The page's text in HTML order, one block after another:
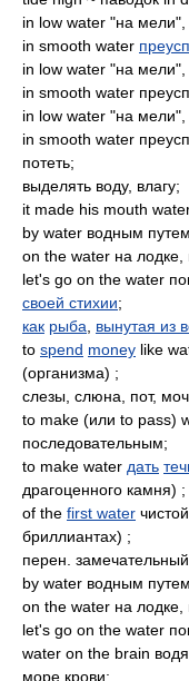
in low water "на мели",
in smooth water
in low water "на мели",
in smooth water
in low water "на мели",
in smooth water
потеть;
выделять воду, влагу;
it made his mouth
by water водным
on the water на лодке,
let's go on the water
своей стихии;
как рыба вынутая из
to spend money like
(организма) ;
слезы, слюна, пот,
to make (или to pass)
последовательным;
to make water дать
драгоценного камня) ;
of the first water
бриллиантах) ;
перен.
by water водным
on the water на лодке,
let's go on the water
water on the brain
море крови;